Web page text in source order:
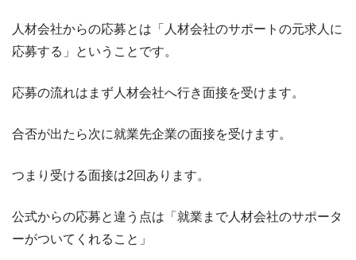
人材会社からの応募とは「人材会社のサポートの元求人に
応募する」ということです。
応募の流れはまず人材会社へ行き面接を受けます。
合否が出たら次に就業先企業の面接を受けます。
つまり受ける面接は2回あります。
公式からの応募と違う点は「就業まで人材会社のサポータ
ーがついてくれること」